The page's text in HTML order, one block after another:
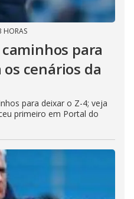
HORAS
para
cenários da
para deixar o Z-4; veja
primeiro em Portal do